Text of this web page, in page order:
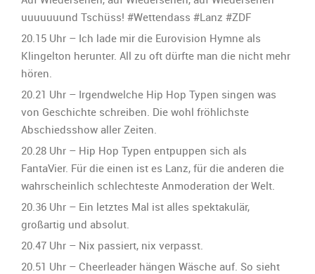
dass…?
Ticker:
uuuuuuund Tschüss! ‪#‎Wettendass‬ ‪#‎Lanz‬ ‪#‎ZDF‬
20.15 Uhr – Ich lade mir die Eurovision Hymne als
Klingelton herunter. All zu oft dürfte man die nicht mehr
hören.
20.21 Uhr – Irgendwelche Hip Hop Typen singen was
von Geschichte schreiben. Die wohl fröhlichste
Abschiedsshow aller Zeiten.
20.28 Uhr – Hip Hop Typen entpuppen sich als
FantaVier. Für die einen ist es Lanz, für die anderen die
wahrscheinlich schlechteste Anmoderation der Welt.
20.36 Uhr – Ein letztes Mal ist alles spektakulär,
großartig und absolut.
20.47 Uhr – Nix passiert, nix verpasst.
20.51 Uhr – Cheerleader hängen Wäsche auf. So sieht